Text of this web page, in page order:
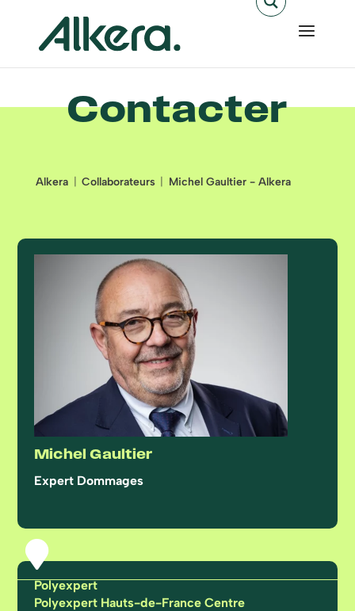
Contacter
Alkera Collaborateurs Michel Gaultier - Alkera
Michel Gaultier
Expert Dommages

Polyexpert
Polyexpert Hauts-de-France Centre